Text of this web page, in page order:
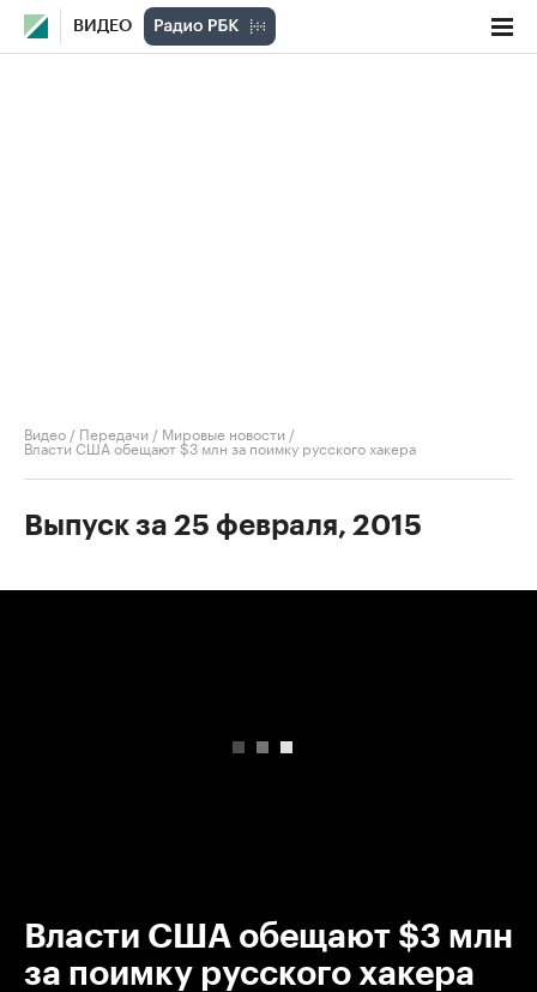
ВИДЕО
Видео / Передачи / Мировые новости /
Власти США обещают $3 млн за поимку русского хакера
Выпуск за 25 февраля, 2015
Власти США обещают $3 млн
за поимку русского хакера